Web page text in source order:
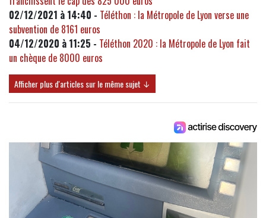
02/12/2021 à 14:40 - Téléthon : la Métropole de Lyon verse une
subvention de 8161 euros
04/12/2020 à 11:25 - Téléthon 2020 : la Métropole de Lyon fait
un chèque de 8000 euros
Afficher plus d'articles sur le même sujet ↓